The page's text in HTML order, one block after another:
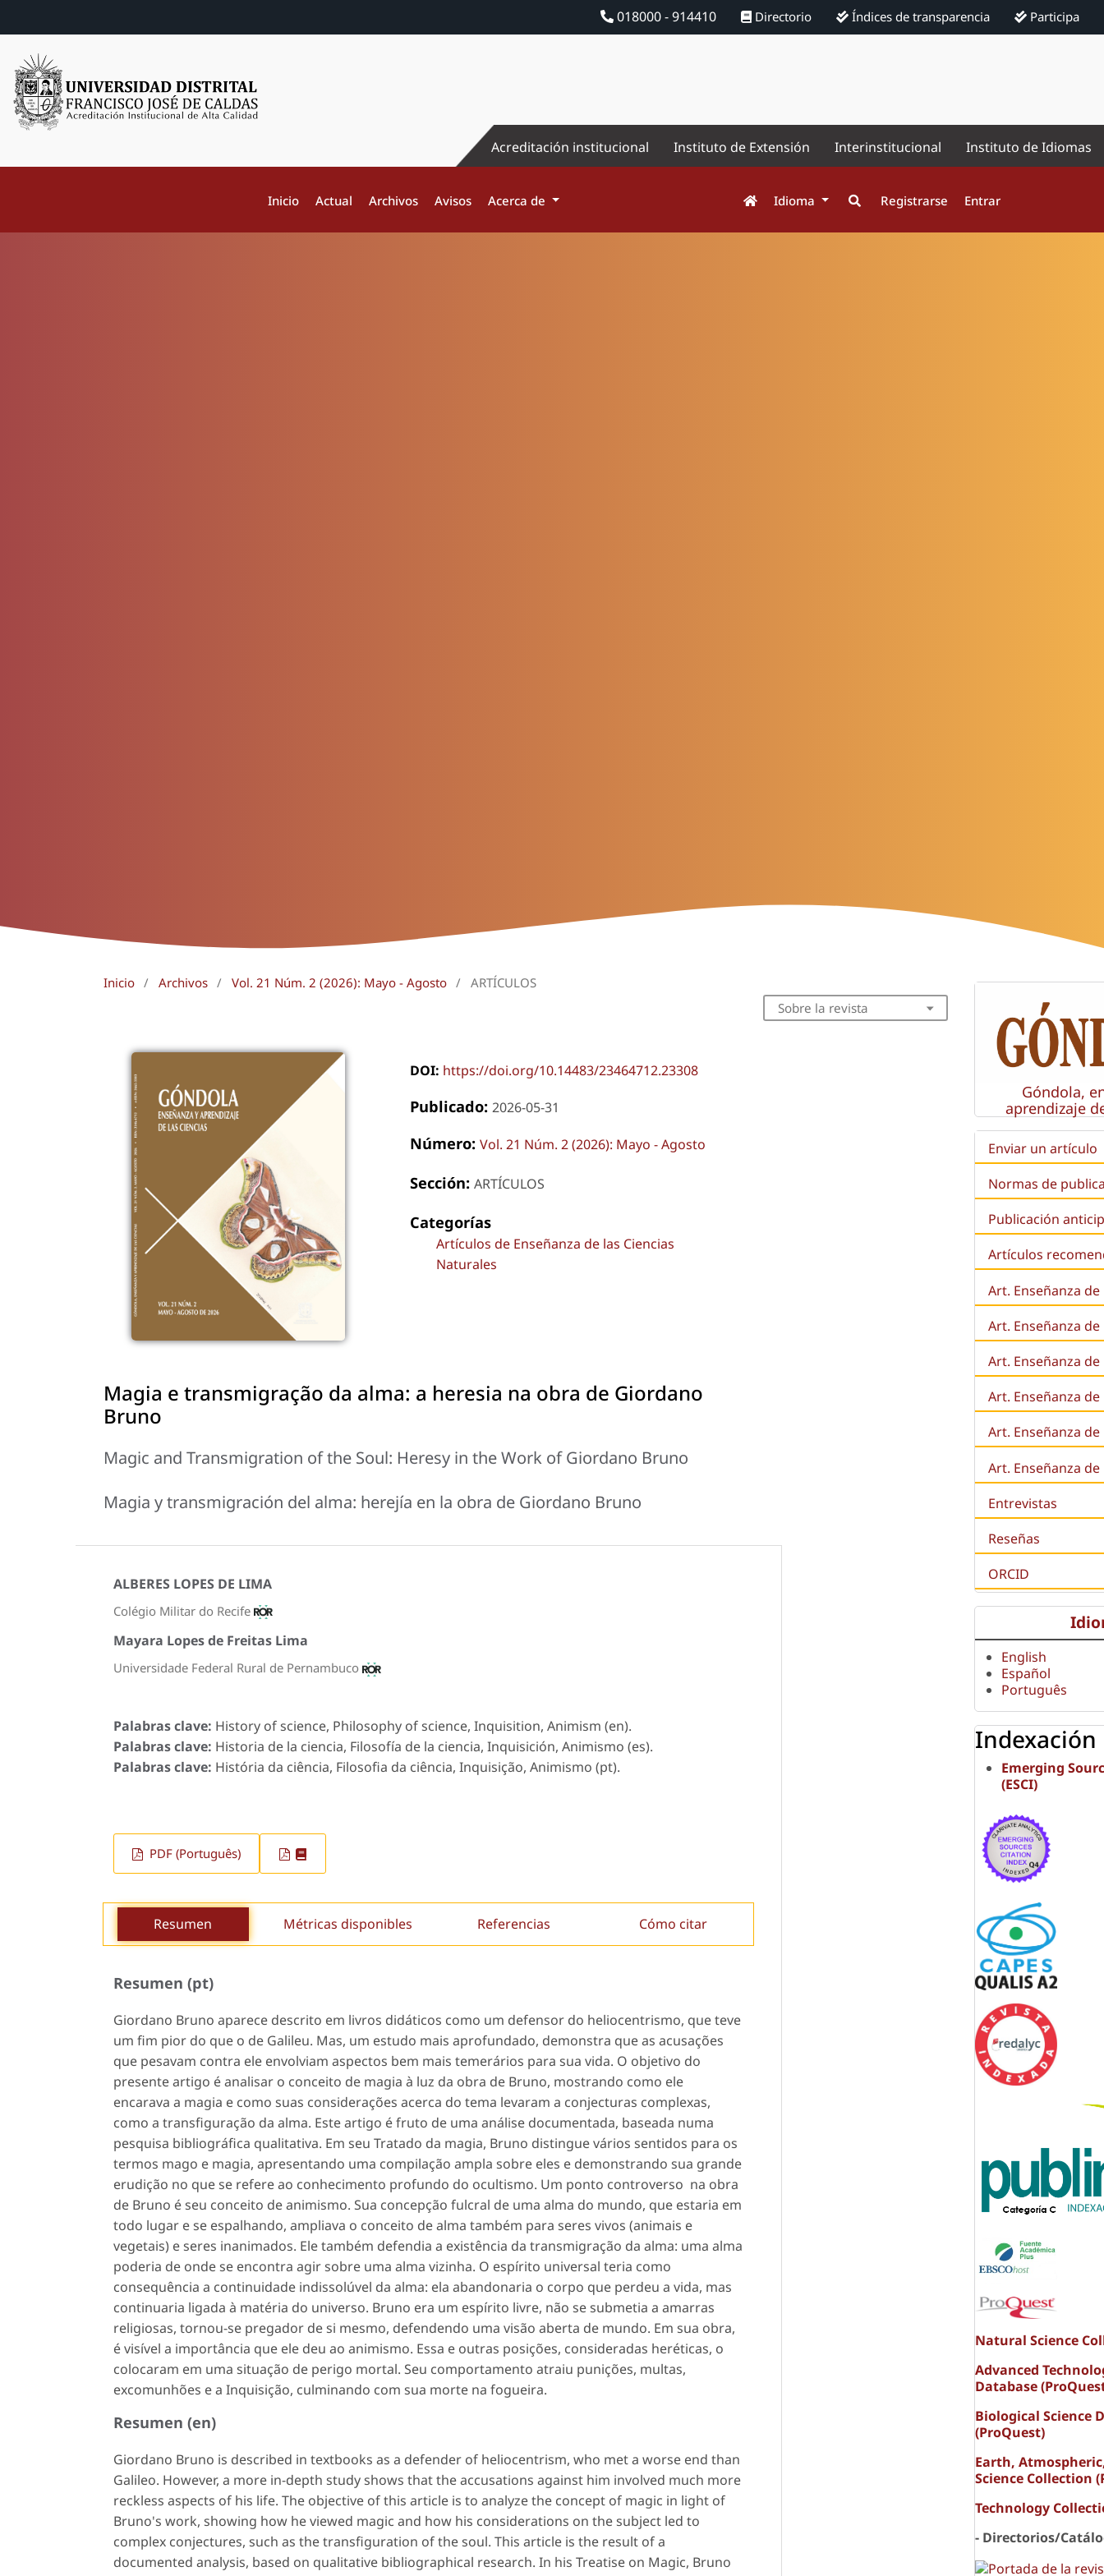
018000 - 914410 Directorio Índices de transparencia Participa
Acreditación institucional Instituto de Extensión Interinstitucional Instituto de Idiomas
Inicio Actual Archivos Avisos Acerca de Idioma Registrarse Entrar
Inicio / Archivos / Vol. 21 Núm. 2 (2026): Mayo - Agosto / ARTÍCULOS
DOI: https://doi.org/10.14483/23464712.23308
Publicado: 2026-05-31
Número: Vol. 21 Núm. 2 (2026): Mayo - Agosto
Sección: ARTÍCULOS
Categorías
Artículos de Enseñanza de las Ciencias
Naturales
Magia e transmigração da alma: a heresia na obra de Giordano
Bruno
Magic and Transmigration of the Soul: Heresy in the Work of Giordano Bruno
Magia y transmigración del alma: herejía en la obra de Giordano Bruno
ALBERES LOPES DE LIMA
Colégio Militar do Recife
Mayara Lopes de Freitas Lima
Universidade Federal Rural de Pernambuco
Palabras clave: History of science, Philosophy of science, Inquisition, Animism (en).
Palabras clave: Historia de la ciencia, Filosofía de la ciencia, Inquisición, Animismo (es).
Palabras clave: História da ciência, Filosofia da ciência, Inquisição, Animismo (pt).
PDF (Português)
Resumen Métricas disponibles Referencias Cómo citar
Resumen (pt)
Giordano Bruno aparece descrito em livros didáticos como um defensor do heliocentrismo, que teve
um fim pior do que o de Galileu. Mas, um estudo mais aprofundado, demonstra que as acusações
que pesavam contra ele envolviam aspectos bem mais temerários para sua vida. O objetivo do
presente artigo é analisar o conceito de magia à luz da obra de Bruno, mostrando como ele
encarava a magia e como suas considerações acerca do tema levaram a conjecturas complexas,
como a transfiguração da alma. Este artigo é fruto de uma análise documentada, baseada numa
pesquisa bibliográfica qualitativa. Em seu Tratado da magia, Bruno distingue vários sentidos para os
termos mago e magia, apresentando uma compilação ampla sobre eles e demonstrando sua grande
erudição no que se refere ao conhecimento profundo do ocultismo. Um ponto controverso na obra
de Bruno é seu conceito de animismo. Sua concepção fulcral de uma alma do mundo, que estaria em
todo lugar e se espalhando, ampliava o conceito de alma também para seres vivos (animais e
vegetais) e seres inanimados. Ele também defendia a existência da transmigração da alma: uma alma
poderia de onde se encontra agir sobre uma alma vizinha. O espírito universal teria como
consequência a continuidade indissolúvel da alma: ela abandonaria o corpo que perdeu a vida, mas
continuaria ligada à matéria do universo. Bruno era um espírito livre, não se submetia a amarras
religiosas, tornou-se pregador de si mesmo, defendendo uma visão aberta de mundo. Em sua obra,
é visível a importância que ele deu ao animismo. Essa e outras posições, consideradas heréticas, o
colocaram em uma situação de perigo mortal. Seu comportamento atraiu punições, multas,
excomunhões e a Inquisição, culminando com sua morte na fogueira.
Resumen (en)
Giordano Bruno is described in textbooks as a defender of heliocentrism, who met a worse end than
Galileo. However, a more in-depth study shows that the accusations against him involved much more
reckless aspects of his life. The objective of this article is to analyze the concept of magic in light of
Bruno's work, showing how he viewed magic and how his considerations on the subject led to
complex conjectures, such as the transfiguration of the soul. This article is the result of a
documented analysis, based on qualitative bibliographical research. In his Treatise on Magic, Bruno
Sobre la revista
Góndola,
aprendizaje
Enviar un artículo
Normas de
Publicación
Artículos
Art. Enseñanza
Art. Enseñanza
Art. Enseñanza de
Art. Enseñanza de
Art. Enseñanza
Art. Enseñanza
Entrevistas
Reseñas
ORCID
English
Español
Português
Indexación
Emerging
(ESCI)
Natural Science
Advanced
Database
Biological Science
(ProQuest)
Earth,
Science Collection
Technology
- Directorios/